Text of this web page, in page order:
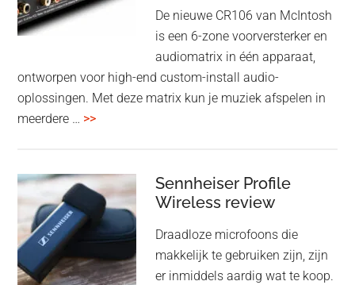
De nieuwe CR106 van McIntosh
is een 6-zone voorversterker en
audiomatrix in één apparaat,
ontworpen voor high-end custom-install audio-
oplossingen. Met deze matrix kun je muziek afspelen in
meerdere … >>overMcIntosh
audiomatrix
voor
high-
end
multiroom
Sennheiser Profile
Wireless review
Draadloze microfoons die
makkelijk te gebruiken zijn, zijn
er inmiddels aardig wat te koop.